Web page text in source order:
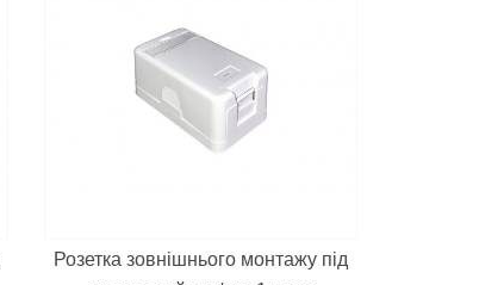
Розетка зовнішнього монтажу під